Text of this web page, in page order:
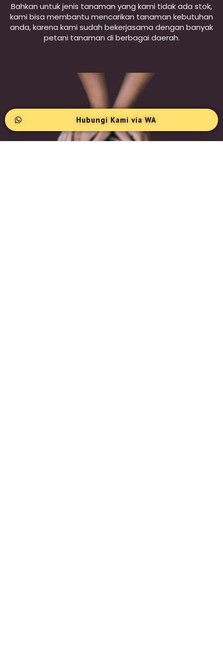
Bahkan untuk jenis tanaman yang kami tidak ada stok,
kami bisa membantu mencarikan tanaman kebutuhan
anda, karena kami sudah bekerjasama dengan banyak
petani tanaman di berbagai daerah.
Hubungi Kami via WA